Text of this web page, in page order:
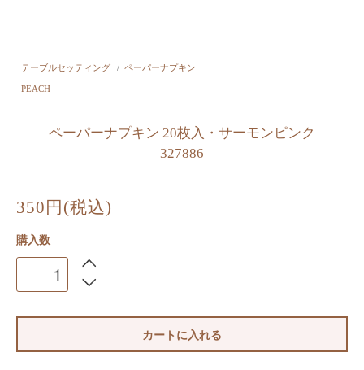
テーブルセッティング / ペーパーナプキン
PEACH
ペーパーナプキン 20枚入・サーモンピンク
327886
350円(税込)
購入数
カートに入れる